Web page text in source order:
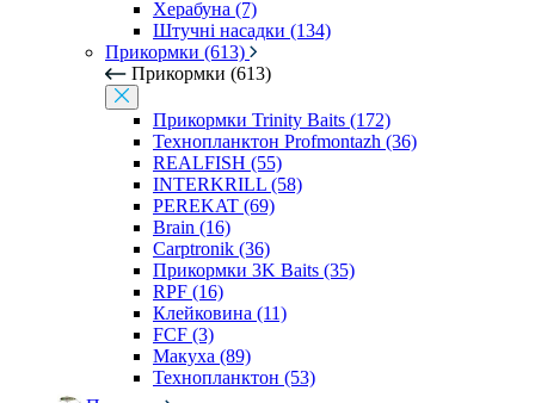
Херабуна (7)
Штучні насадки (134)
Прикормки (613)
Прикормки (613)
Прикормки Trinity Baits (172)
Технопланктон Profmontazh (36)
REALFISH (55)
INTERKRILL (58)
PEREKAT (69)
Brain (16)
Carptronik (36)
Прикормки 3K Baits (35)
RPF (16)
Клейковина (11)
FCF (3)
Макуха (89)
Технопланктон (53)